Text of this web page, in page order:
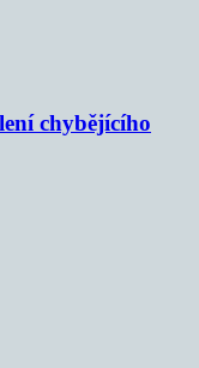
chybějícího